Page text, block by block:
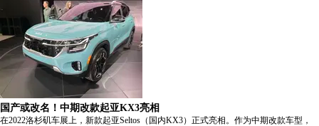
国产或改名！中期改款起亚KX3亮相
在2022洛杉矶车展上，新款起亚Seltos（国内KX3）正式亮相。作为中期改款车型，